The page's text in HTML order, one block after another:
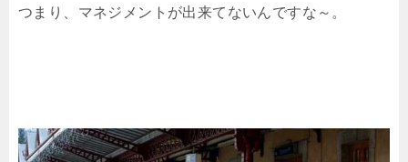
つまり、マネジメントが出来てないんですな～。